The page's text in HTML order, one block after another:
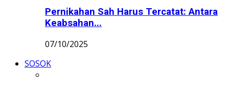
Pernikahan Sah Harus Tercatat: Antara
Keabsahan...
07/10/2025
SOSOK